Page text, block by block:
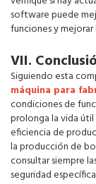
software puede
funciones y
VII.
Siguiendo esta
máquina para
condiciones de
prolonga la vida
eficiencia de
la producción de
consultar siempre
seguridad